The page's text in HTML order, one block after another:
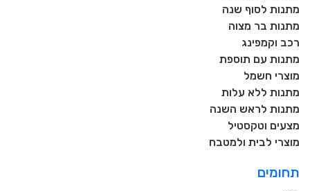
מתנות לסוף שנה
מתנות בר מצוה
רכב וקמפינג
מתנות עם תוספת
מוצרי חשמל
מתנות ללא עלות
מתנות לראש השנה
מצעים וטקסטיל
מוצרי לבית ולמטבח
תחומים